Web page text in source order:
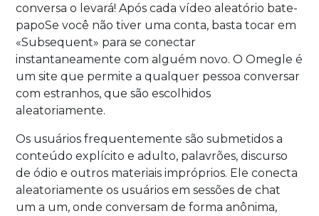
conversa o levará! Após cada vídeo aleatório bate-
papoSe você não tiver uma conta, basta tocar em
«Subsequent» para se conectar
instantaneamente com alguém novo. O Omegle é
um site que permite a qualquer pessoa conversar
com estranhos, que são escolhidos
aleatoriamente.
Os usuários frequentemente são submetidos a
conteúdo explícito e adulto, palavrões, discurso
de ódio e outros materiais impróprios. Ele conecta
aleatoriamente os usuários em sessões de chat
um a um, onde conversam de forma anônima,